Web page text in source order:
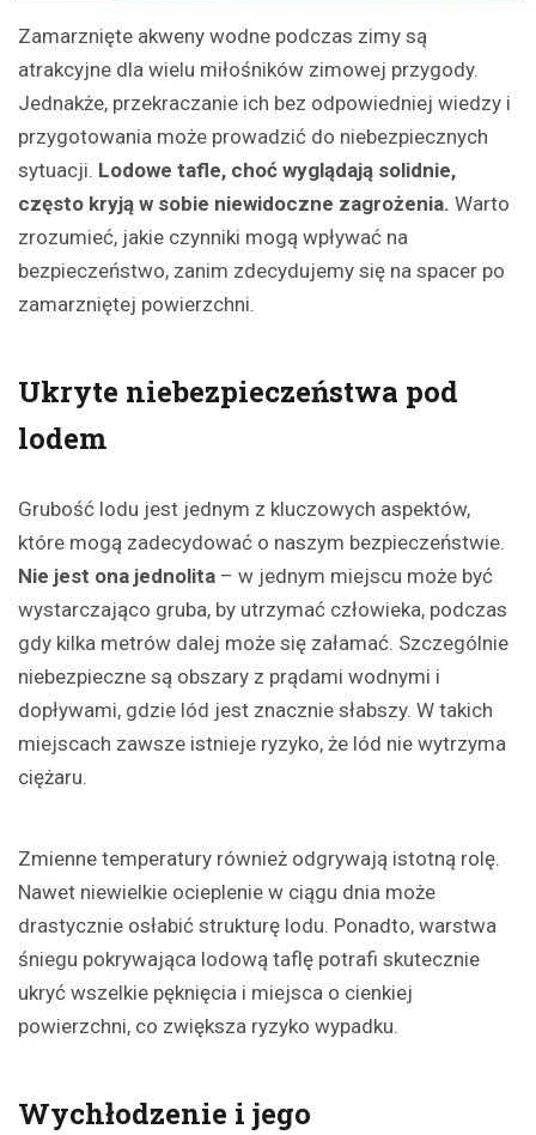
Zamarznięte akweny wodne podczas zimy są
atrakcyjne dla wielu miłośników zimowej przygody.
Jednakże, przekraczanie ich bez odpowiedniej wiedzy i
przygotowania może prowadzić do niebezpiecznych
sytuacji. Lodowe tafle, choć wyglądają solidnie,
często kryją w sobie niewidoczne zagrożenia. Warto
zrozumieć, jakie czynniki mogą wpływać na
bezpieczeństwo, zanim zdecydujemy się na spacer po
zamarzniętej powierzchni.
Ukryte niebezpieczeństwa pod
lodem
Grubość lodu jest jednym z kluczowych aspektów,
które mogą zadecydować o naszym bezpieczeństwie.
Nie jest ona jednolita – w jednym miejscu może być
wystarczająco gruba, by utrzymać człowieka, podczas
gdy kilka metrów dalej może się załamać. Szczególnie
niebezpieczne są obszary z prądami wodnymi i
dopływami, gdzie lód jest znacznie słabszy. W takich
miejscach zawsze istnieje ryzyko, że lód nie wytrzyma
ciężaru.
Zmienne temperatury również odgrywają istotną rolę.
Nawet niewielkie ocieplenie w ciągu dnia może
drastycznie osłabić strukturę lodu. Ponadto, warstwa
śniegu pokrywająca lodową taflę potrafi skutecznie
ukryć wszelkie pęknięcia i miejsca o cienkiej
powierzchni, co zwiększa ryzyko wypadku.
Wychłodzenie i jego